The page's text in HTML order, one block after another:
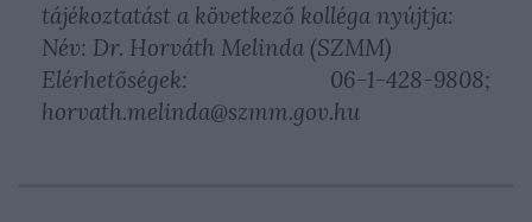
tájékoztatást a következő kolléga nyújtja:
Név: Dr. Horváth Melinda (SZMM)
Elérhetőségek: 06-1-428-9808;
horvath.melinda@szmm.gov.hu